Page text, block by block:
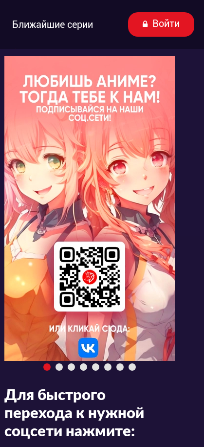
Ближайшие серии Войти
Для быстрого
перехода к нужной
соцсети нажмите: